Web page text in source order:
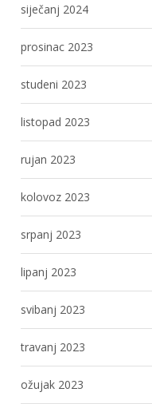
siječanj 2024
prosinac 2023
studeni 2023
listopad 2023
rujan 2023
kolovoz 2023
srpanj 2023
lipanj 2023
svibanj 2023
travanj 2023
ožujak 2023